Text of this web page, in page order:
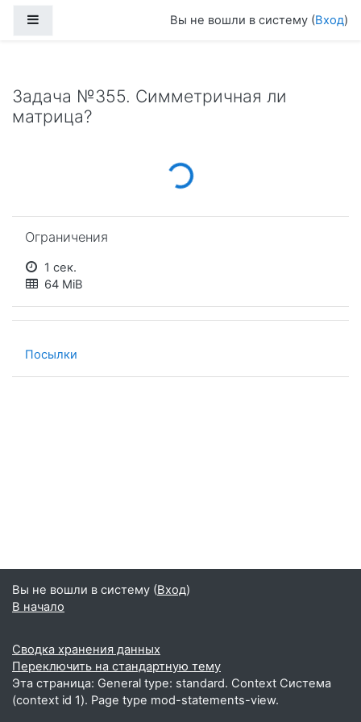
Вы не вошли в систему (Вход)
Задача №355. Симметричная ли
матрица?
Loading...
Ограничения
1 сек.
64 MiB
Посылки
Вы не вошли в систему (Вход)
В начало
Сводка хранения данных
Переключить на стандартную тему
Эта страница: General type: standard. Context Система
(context id 1). Page type mod-statements-view.